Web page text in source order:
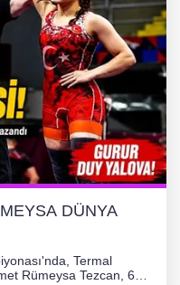
DÜNYA
Termal
Rümeysa Tezcan, 69